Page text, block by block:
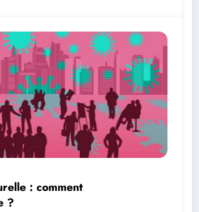
: comment
?